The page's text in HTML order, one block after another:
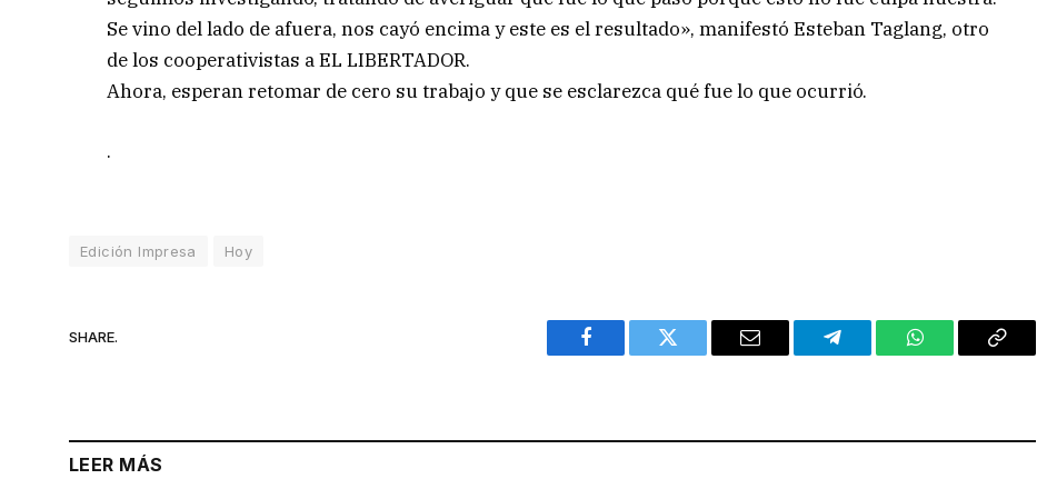
Se vino del lado de afuera, nos cayó encima y este es el resultado», manifestó Esteban Taglang, otro
de los cooperativistas a EL LIBERTADOR.
Ahora, esperan retomar de cero su trabajo y que se esclarezca qué fue lo que ocurrió.
.
Edición Impresa Hoy
SHARE.
Facebook Twitter Email Telegram WhatsAppCopy
LEER MÁS